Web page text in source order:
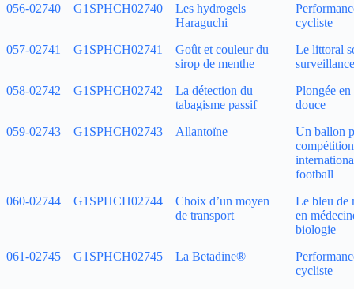
056‑02740 G1SPHCH02740
Les hydrogels
Haraguchi
cycliste
057‑02741
G1SPHCH02741
Goût et couleur du
sirop de menthe
Le littoral
surveillance
058‑02742
G1SPHCH02742
La détection du
tabagisme passif
Plongée en
douce
059‑02743
G1SPHCH02743 Allantoïne
Un ballon
football
060‑02744
G1SPHCH02744
Choix d’un moyen
de transport
Le bleu de
en
biologie
061‑02745
G1SPHCH02745 La Betadine®
cycliste